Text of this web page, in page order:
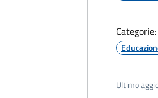
Categorie:
Ultimo